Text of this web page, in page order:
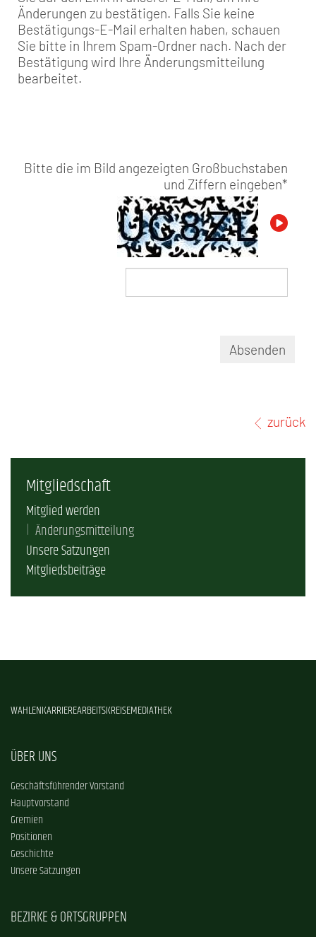
Änderungen zu bestätigen. Falls Sie keine
Bestätigungs-E-Mail erhalten haben, schauen
Sie bitte in Ihrem Spam-Ordner nach. Nach der
Bestätigung wird Ihre Änderungsmitteilung
bearbeitet.
Bitte die im Bild angezeigten Großbuchstaben
und Ziffern eingeben*
Absenden
zurück
Mitgliedschaft
Mitglied werden
Änderungsmitteilung
Unsere Satzungen
Mitgliedsbeiträge
WAHLENKARRIEREARBEITSKREISEMEDIATHEK
ÜBER UNS
Geschäftsführender Vorstand
Hauptvorstand
Gremien
Positionen
Geschichte
Unsere Satzungen
BEZIRKE & ORTSGRUPPEN